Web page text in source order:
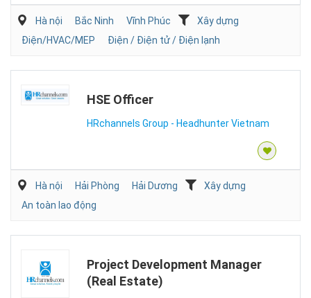
Hà nội Bắc Ninh Vĩnh Phúc
Xây dựng
Điện/HVAC/MEP
Điện / Điện tử / Điện lạnh
HSE Officer
HRchannels Group - Headhunter Vietnam
Hà nội Hải Phòng Hải Dương
Xây dựng
An toàn lao động
Project Development Manager
(Real Estate)